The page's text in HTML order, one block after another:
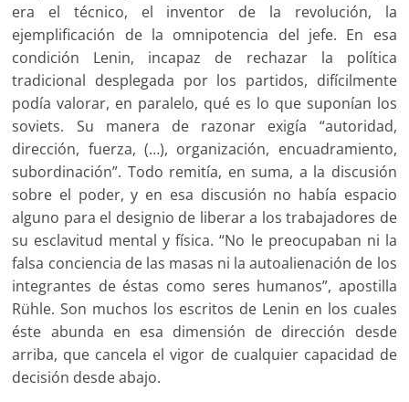
era el técnico, el inventor de la revolución, la
ejemplificación de la omnipotencia del jefe. En esa
condición Lenin, incapaz de rechazar la política
tradicional desplegada por los partidos, difícilmente
podía valorar, en paralelo, qué es lo que suponían los
soviets. Su manera de razonar exigía “autoridad,
dirección, fuerza, (…), organización, encuadramiento,
subordinación”. Todo remitía, en suma, a la discusión
sobre el poder, y en esa discusión no había espacio
alguno para el designio de liberar a los trabajadores de
su esclavitud mental y física. “No le preocupaban ni la
falsa conciencia de las masas ni la autoalienación de los
integrantes de éstas como seres humanos”, apostilla
Rühle. Son muchos los escritos de Lenin en los cuales
éste abunda en esa dimensión de dirección desde
arriba, que cancela el vigor de cualquier capacidad de
decisión desde abajo.